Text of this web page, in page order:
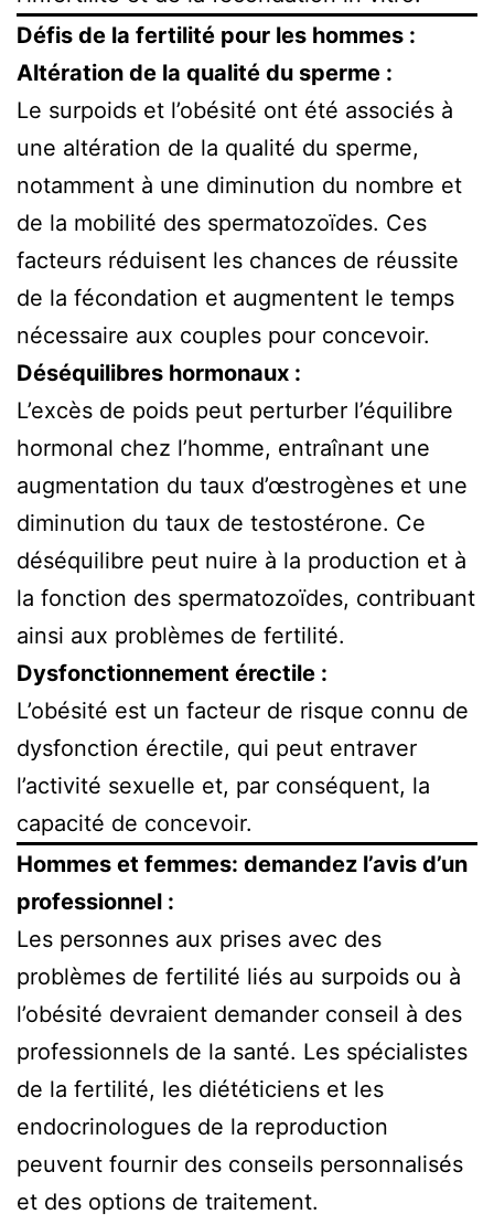
Défis de la fertilité pour les hommes :
Altération de la qualité du sperme :
Le surpoids et l’obésité ont été associés à
une altération de la qualité du sperme,
notamment à une diminution du nombre et
de la mobilité des spermatozoïdes. Ces
facteurs réduisent les chances de réussite
de la fécondation et augmentent le temps
nécessaire aux couples pour concevoir.
Déséquilibres hormonaux :
L’excès de poids peut perturber l’équilibre
hormonal chez l’homme, entraînant une
augmentation du taux d’œstrogènes et une
diminution du taux de testostérone. Ce
déséquilibre peut nuire à la production et à
la fonction des spermatozoïdes, contribuant
ainsi aux problèmes de fertilité.
Dysfonctionnement érectile :
L’obésité est un facteur de risque connu de
dysfonction érectile, qui peut entraver
l’activité sexuelle et, par conséquent, la
capacité de concevoir.
Hommes et femmes: demandez l’avis d’un
professionnel :
Les personnes aux prises avec des
problèmes de fertilité liés au surpoids ou à
l’obésité devraient demander conseil à des
professionnels de la santé. Les spécialistes
de la fertilité, les diététiciens et les
endocrinologues de la reproduction
peuvent fournir des conseils personnalisés
et des options de traitement.